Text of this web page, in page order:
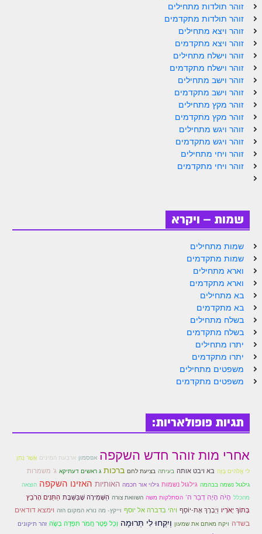
ספר הזוהר ויצא מתחילים
ספר הזוהר ויצא מתקדמים
ספר הזוהר וישלח מתחילים
הזוהר הקדוש וישלח מתקדמים
הזוהר הקדוש וישב מתחילים
הזוהר הקדוש וישב מתקדמים
הזוהר הקדוש מקץ מתחילים
הזוהר הקדוש ויגש מתקדמים
הזוהר הקדוש ויחי מתחילים
הזוהר הקדוש ויחי מתקדמים
ספר הזוהר – שמות
הזוהר הקדוש שמות מתחילים
הזוהר הקדוש שמות מתקדמים
הזוהר הקדוש וארא מתחילים
הזוהר הקדוש וארא מתקדמים
הזוהר הקדוש בא מתקדמים
הזוהר הקדוש בשלח מתקדמים
הזוהר הקדוש יתרו מתחילים
הזוהר הקדוש יתרו מתקדמים
משפטים מתחילים
זוהר תולדות מתחילים
זוהר תולדות מתקדמים
זוהר ויצא מתחילים
זוהר ויצא מתקדמים
זוהר וישלח מתחילים
זוהר וישלח מתקדמים
זוהר וישב מתחילים
זוהר וישב מתקדמים
זוהר מקץ מתחילים
זוהר מקץ מתקדמים
זוהר ויגש מתחילים
זוהר ויגש מתקדמים
זוהר ויחי מתחילים
זוהר ויחי מתקדמים
שמות – ויקרא
שמות מתחילים
שמות מתקדמים
וארא מתחילים
וארא מתקדמים
בא מתחילים
בא מתקדמים
בשלח מתחילים
בשלח מתקדמים
יתרו מתחילים
יתרו מתקדמים
משפטים מתחילים
משפטים מתקדמים
תגיות פופולאריות:
אחרי מות זוהר חדש השקפה אפסמון ארבעת המינים אֲשֶׁר נָתַן
לִי אֱלֹהִים בָּזֶה בא ויבט אותה בעיתה בציעת לחם ברכות ג ראשים דעתיקא ג' משמרות
גילגול נשמה בבהמה גילגול נשמות גילוי אור חכמה האותיות האזינו השקפה הוצאה
מהכלל הָיׂה הָיָה דְבַר ה' הסתלקות משה השוואת צורה הַשְּׁמִירָה שֶׁבַּשַּׁבָּת הַתַּנִּים הָרֹבֵץ
בְּתוֹךְ יְאֹרָיו וַיְבָרֶךְ אֶת-יוֹסֵף ויהי בדברה אל יוסף וייקץ- מה נורא המקום הזה וימצא דודאים
בשדה ויקח מאתם את שמעון וְיִקְחוּ לִי תְּרוּמָה וְכָל פֶּטֶר חֲמֹר תִּפְדֶּה בְשֶׂה זהר תיקונים